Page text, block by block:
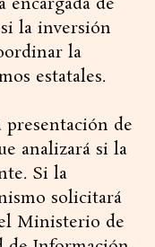
encargada de
la inversión
la
estatales.
de
analizará si la
Si la
solicitará
Ministerio de